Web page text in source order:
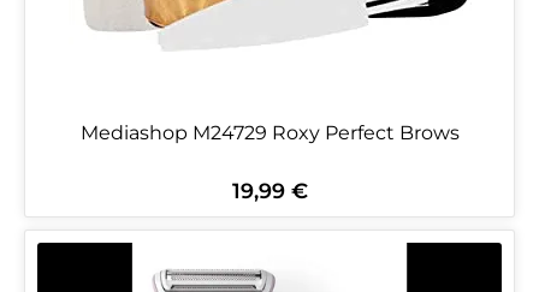
Mediashop M24729 Roxy Perfect Brows
Regulärer Preis:
19,99 €